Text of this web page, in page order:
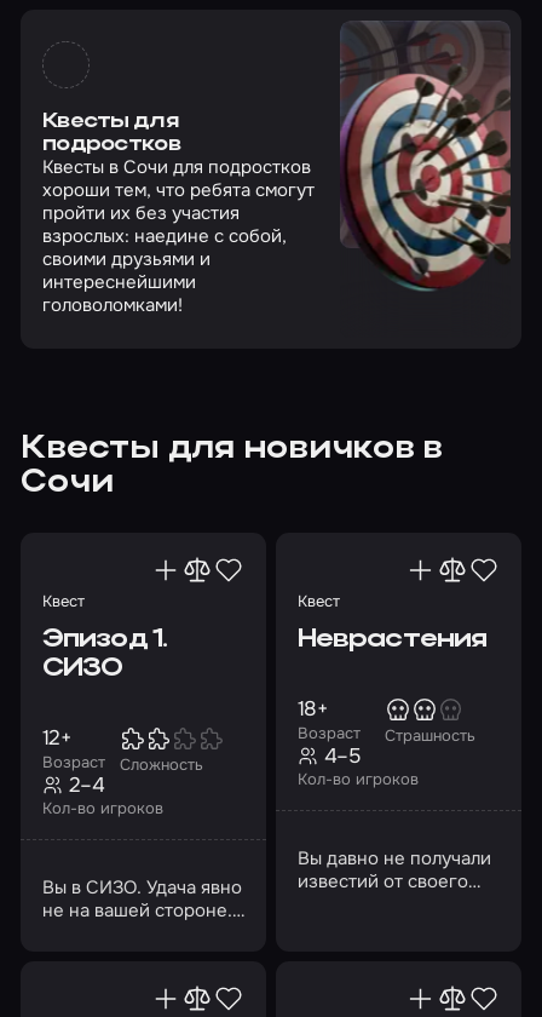
Квесты для
подростков
Квесты в Сочи для подростков
хороши тем, что ребята смогут
пройти их без участия
взрослых: наедине с собой,
своими друзьями и
интереснейшими
головоломками!
Квесты для новичков в
Сочи
Квест
Эпизод 1.
СИЗО
Возраст
12+
Сложность
Кол-во игроков
2–4
Вы в СИЗО. Удача явно
не на вашей стороне.
Квест
Неврастения
Возраст
18+
Страшность
Кол-во игроков
4–5
Вы давно не получали
известий от своего